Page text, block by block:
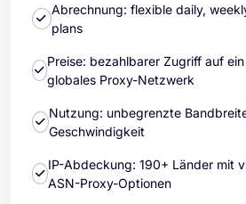
Abrechnung: flexible daily,
plans
Preise: bezahlbarer Zugriff auf
globales Proxy-Netzwerk
Nutzung: unbegrenzte
Geschwindigkeit
IP-Abdeckung: 190+ Länder mit
ASN-Proxy-Optionen